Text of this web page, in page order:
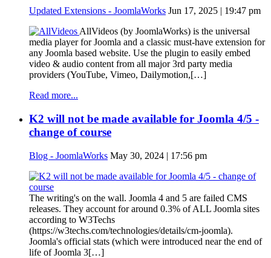
Updated Extensions - JoomlaWorks Jun 17, 2025 | 19:47 pm
AllVideos (by JoomlaWorks) is the universal
media player for Joomla and a classic must-have extension for
any Joomla based website. Use the plugin to easily embed
video & audio content from all major 3rd party media
providers (YouTube, Vimeo, Dailymotion,[…]
Read more...
K2 will not be made available for Joomla 4/5 -
change of course
Blog - JoomlaWorks May 30, 2024 | 17:56 pm
The writing's on the wall. Joomla 4 and 5 are failed CMS
releases. They account for around 0.3% of ALL Joomla sites
according to W3Techs
(https://w3techs.com/technologies/details/cm-joomla).
Joomla's official stats (which were introduced near the end of
life of Joomla 3[…]